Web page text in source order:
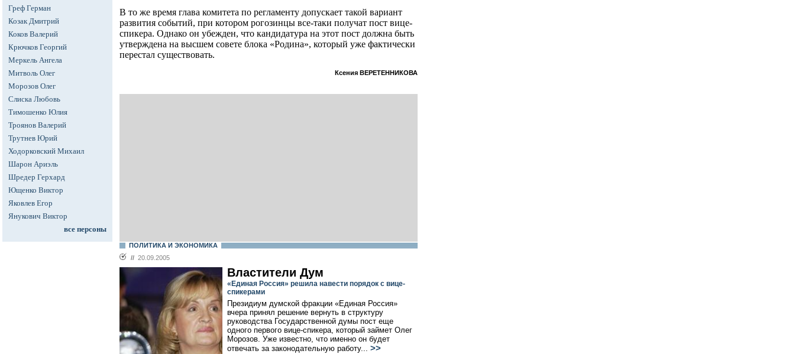
Греф Герман
Козак Дмитрий
Коков Валерий
Крючков Георгий
Меркель Ангела
Митволь Олег
Морозов Олег
Слиска Любовь
Тимошенко Юлия
Троянов Валерий
Трутнев Юрий
Ходорковский Михаил
Шарон Ариэль
Шредер Герхард
Ющенко Виктор
Яковлев Егор
Янукович Виктор
все персоны
В то же время глава комитета по регламенту допускает такой вариант
развития событий, при котором рогозинцы все-таки получат пост вице-
спикера. Однако он убежден, что кандидатура на этот пост должна быть
утверждена на высшем совете блока «Родина», который уже фактически
перестал существовать.
Ксения ВЕРЕТЕННИКОВА
ПОЛИТИКА И ЭКОНОМИКА
// 20.09.2005
Властители Дум
«Единая Россия» решила навести порядок с вице-
спикерами
Президиум думской фракции «Единая Россия»
вчера принял решение вернуть в структуру
руководства Государственной думы пост еще
одного первого вице-спикера, который займет Олег
Морозов. Уже известно, что именно он будет
отвечать за законодательную работу... >>